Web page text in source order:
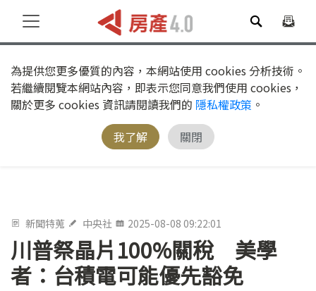
為提供您更多優質的內容，本網站使用 cookies 分析技術。
若繼續閱覽本網站內容，即表示您同意我們使用 cookies，
關於更多 cookies 資訊請閱讀我們的 隱私權政策 。
我了解
關閉
新聞特蒐 中央社 2025-08-08 09:22:01
川普祭晶片100%關稅 美學
者：台積電可能優先豁免